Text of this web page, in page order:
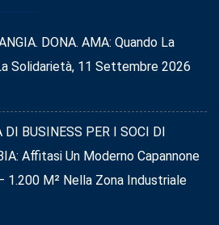
DONA. AMA: Quando La
Solidarietà, 11 Settembre 2026
BUSINESS PER I SOCI DI
Affitasi Un Moderno Capannone
1.200 M² Nella Zona Industriale